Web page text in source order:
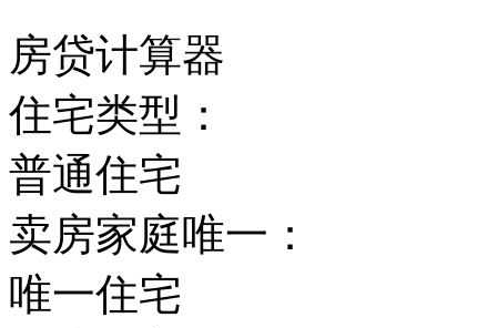
房贷计算器
住宅类型：
普通住宅
卖房家庭唯一：
唯一住宅